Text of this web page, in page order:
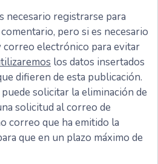
necesario registrarse para
pero si es necesario
electrónico para evitar
los datos insertados
difieren de esta publicación.
solicitar la eliminación de
solicitud al correo de
correo que ha emitido la
que en un plazo máximo de